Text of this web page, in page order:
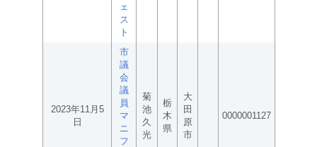
ェ
ス
ト
2023年11月5
日
市
議
会
議
員
マ
ニ
フ
菊
池
久
光
栃
木
県
大
田
原
市
0000001127